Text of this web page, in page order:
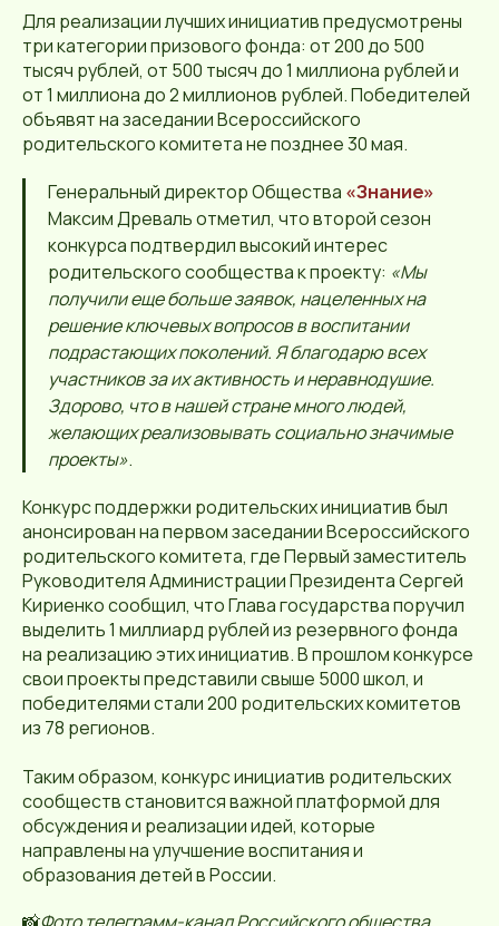
Для реализации лучших инициатив предусмотрены
три категории призового фонда: от 200 до 500
тысяч рублей, от 500 тысяч до 1 миллиона рублей и
от 1 миллиона до 2 миллионов рублей. Победителей
объявят на заседании Всероссийского
родительского комитета не позднее 30 мая.
Генеральный директор Общества «Знание»
Максим Древаль отметил, что второй сезон
конкурса подтвердил высокий интерес
родительского сообщества к проекту: «Мы
получили еще больше заявок, нацеленных на
решение ключевых вопросов в воспитании
подрастающих поколений. Я благодарю всех
участников за их активность и неравнодушие.
Здорово, что в нашей стране много людей,
желающих реализовывать социально значимые
проекты».
Конкурс поддержки родительских инициатив был
анонсирован на первом заседании Всероссийского
родительского комитета, где Первый заместитель
Руководителя Администрации Президента Сергей
Кириенко сообщил, что Глава государства поручил
выделить 1 миллиард рублей из резервного фонда
на реализацию этих инициатив. В прошлом конкурсе
свои проекты представили свыше 5000 школ, и
победителями стали 200 родительских комитетов
из 78 регионов.
Таким образом, конкурс инициатив родительских
сообществ становится важной платформой для
обсуждения и реализации идей, которые
направлены на улучшение воспитания и
образования детей в России.